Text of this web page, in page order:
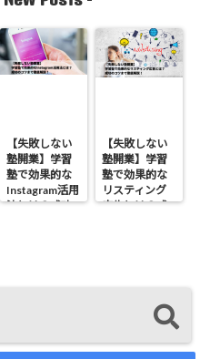
【失敗しない
塾開業】学習
塾で効果的な
Instagram活用
法とは？成功
【失敗しない
塾開業】学習
塾で効果的な
リスティング
広告とは？成